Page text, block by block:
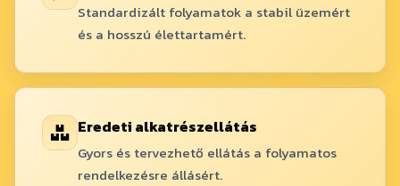
Standardizált folyamatok a stabil üzemért
és a hosszú élettartamért.
Eredeti alkatrészellátás
Gyors és tervezhető ellátás a folyamatos
rendelkezésre állásért.